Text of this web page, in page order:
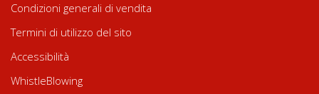
Condizioni generali di vendita
Termini di utilizzo del sito
Accessibilità
WhistleBlowing